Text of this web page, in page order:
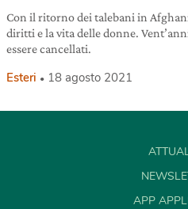
Con il ritorno dei talebani in
diritti e la vita delle donne.
essere cancellati.
Esteri 18 agosto 2021
APP